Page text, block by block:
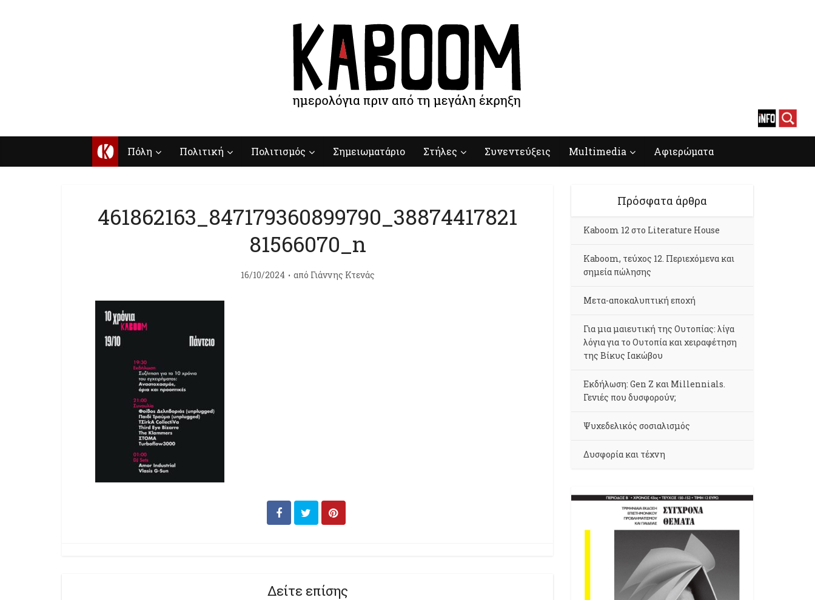
Κ Πόλη Πολιτική Πολιτισμός Σημειωματάριο Στήλες Συνεντεύξεις Multimedia Αφιερώματα
461862163_847179360899790_38874417821
81566070_n
16/10/2024 από Γιάννης Κτενάς
Δείτε επίσης
Πρόσφατα άρθρα
Kaboom 12 στο Literature House
Kaboom, τεύχος 12. Περιεχόμενα και
σημεία πώλησης
Μετα-αποκαλυπτική εποχή
Για μια μαιευτική της Ουτοπίας: λίγα
λόγια για το Ουτοπία και χειραφέτηση
της Βίκυς Ιακώβου
Εκδήλωση: Gen Z και Millennials.
Γενιές που δυσφορούν;
Ψυχεδελικός σοσιαλισμός
Δυσφορία και τέχνη